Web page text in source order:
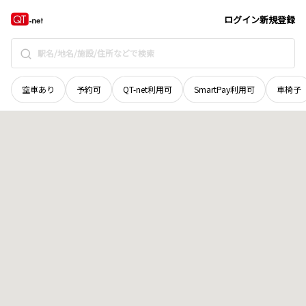
ログイン新規登録
空車あり 予約可 QT-net利用可 SmartPay利用可 車椅子
北海道